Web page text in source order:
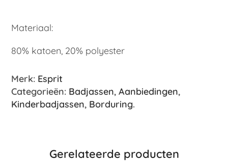
Materiaal:
80% katoen, 20% polyester
Merk: Esprit
Categorieën: Badjassen,Aanbiedingen,
Kinderbadjassen, Borduring.
Gerelateerde producten